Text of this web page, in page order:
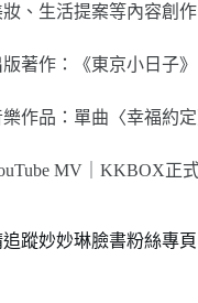
、生活提案等內容創作
著作：《東京小日子》
作品：單曲〈幸福約定
MV｜KKBOX正
追蹤妙妙琳臉書粉絲專頁